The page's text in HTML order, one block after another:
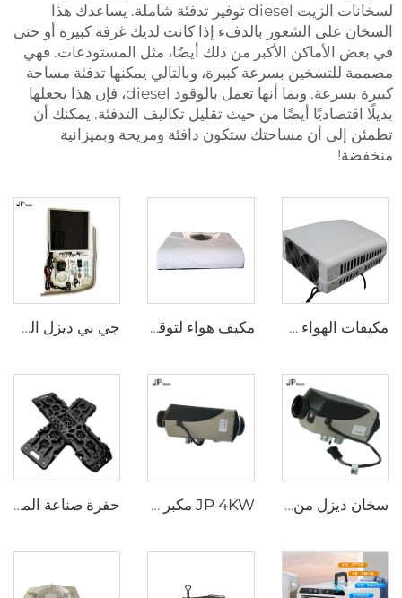
لسخانات الزيت diesel توفير تدفئة شاملة. يساعدك هذا
السخان على الشعور بالدفء إذا كانت لديك غرفة كبيرة أو حتى
في بعض الأماكن الأكبر من ذلك أيضًا، مثل المستودعات. فهي
مصممة للتسخين بسرعة كبيرة، وبالتالي يمكنها تدفئة مساحة
كبيرة بسرعة. وبما أنها تعمل بالوقود diesel، فإن هذا يجعلها
بديلًا اقتصاديًا أيضًا من حيث تقليل تكاليف التدفئة. يمكنك أن
تطمئن إلى أن مساحتك ستكون دافئة ومريحة وبميزانية
منخفضة!
مكيفات الهواء على سطح السقف للسيارات مكيف هواء لتوقف كابينة الشاحنة 24 فولت مع ضمان طويل الأمد لمكيف هواء الشاحنة النائمة جي بي ديزل الموقد المطبخ المطبخ المدفئ للطبخ في ريف كاميرا قارب للوالاس
سخان ديزل من ويبيستو بقدرة ٢,٢ كيلوواط / ٢,٦ كيلوواط، ١٢ فولت / ٢٤ فولت، لمقصورة الشاحنات ووقت الوقوف، سخان هواء من إبيرسباخر JP 4KW مكبر هوائي لجميع المركبات محرك الديزل محرك الوقوف 12V 24V محرك هوائي حفرة صناعة المركبات مدمج في جاك قاعدة خارج الطريق لجنة استعادة الرمل الطين إطارات الجر لجنة العودة السيارات